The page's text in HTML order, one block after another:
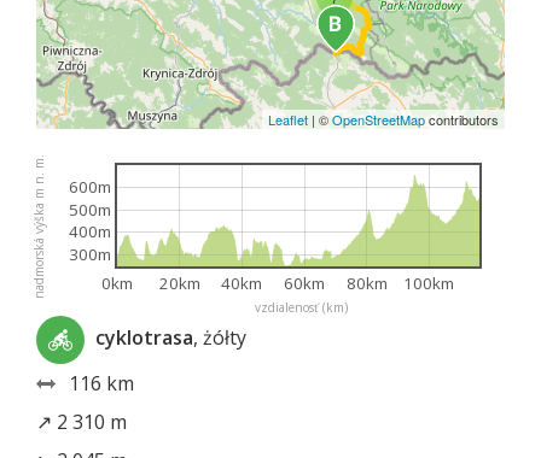
Leaflet | ©OpenStreetMapcontributors
vzdialenosť (km)
nadmorská výška m n. m. 0km 20km 40km 60km 80km 100km
300m
400m
500m
600m
cyklotrasa, żółty
116 km
↗ 2 310 m